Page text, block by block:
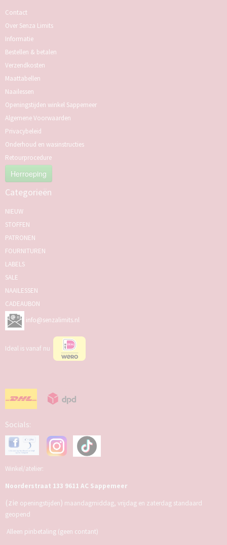
Contact
Over Senza Limits
Informatie
Bestellen & betalen
Verzendkosten
Maattabellen
Naailessen
Openingstijden winkel Sappemeer
Algemene Voorwaarden
Privacybeleid
Onderhoud en wasinstructies
Retourprocedure
Herroeping
Categorieën
NIEUW
STOFFEN
PATRONEN
FOURNITUREN
LABELS
SALE
NAAILESSEN
CADEAUBON
info@senzalimits.nl
Ideal is vanaf nu
Socials:
Winkel/atelier:
Noorderstraat 133 9611 AC Sappemeer
(zie openingstijden) maandagmiddag, vrijdag en zaterdag standaard
geopend
Alleen pinbetaling (geen contant)